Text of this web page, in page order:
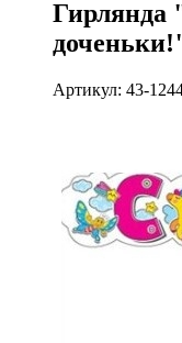
Гирлянда
Артикул: 43-